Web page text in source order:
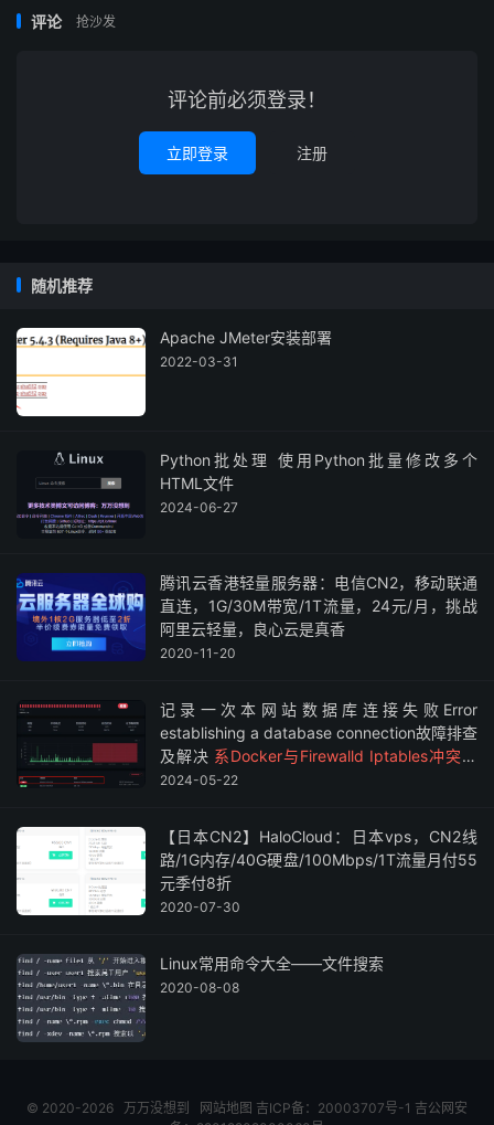
评论 抢沙发
评论前必须登录！
立即登录 注册
随机推荐
Apache JMeter安装部署
2022-03-31
Python批处理 使用Python批量修改多个
HTML文件
2024-06-27
腾讯云香港轻量服务器：电信CN2，移动联通
直连，1G/30M带宽/1T流量，24元/月，挑战
阿里云轻量，良心云是真香
2020-11-20
记录一次本网站数据库连接失败Error
establishing a database connection故障排查
及解决 系Docker与Firewalld Iptables冲突导
致
2024-05-22
【日本CN2】HaloCloud：日本vps，CN2线
路/1G内存/40G硬盘/100Mbps/1T流量月付55
元季付8折
2020-07-30
Linux常用命令大全——文件搜索
2020-08-08
© 2020-2026 万万没想到 网站地图 吉ICP备：20003707号-1 吉公网安